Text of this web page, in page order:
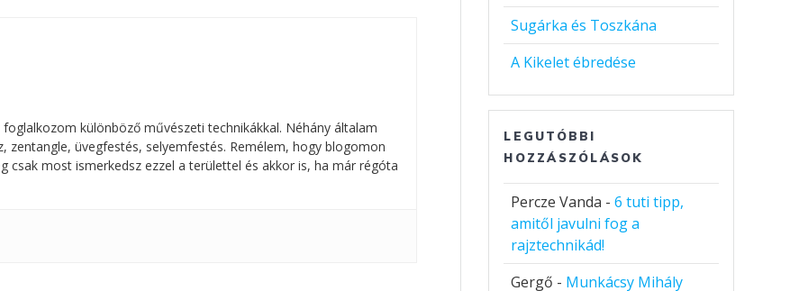
különböző művészeti technikákkal. Néhány általam
zentangle, üvegfestés, selyemfestés. Remélem, hogy blogomon
csak most ismerkedsz ezzel a területtel és akkor is, ha már régóta
Sugárka és Toszkána
A Kikelet ébredése
LEGUTÓBBI
HOZZÁSZÓLÁSOK
Percze Vanda -6 tuti tipp,
amitől javulni fog a
rajztechnikád!
Gergő - Munkácsy Mihály